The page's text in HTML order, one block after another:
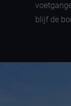
blijf de